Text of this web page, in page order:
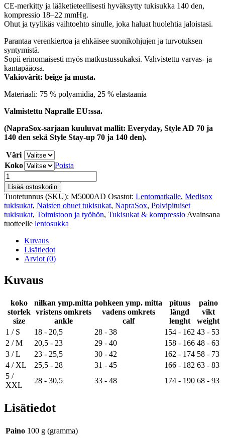
CE-merkitty ja lääketieteellisesti hyväksytty tukisukka 140 den,
kompressio 18–22 mmHg.
Ohut ja tyylikäs vaihtoehto sinulle, joka haluat huolehtia jaloistasi.
Parantaa verenkiertoa ja ehkäisee suonikohjujen ja turvotuksen
syntymistä.
Sopii erinomaisesti myös matkustussukaksi. Vahvistettu varvas- ja
kantapääosa.
Vakiovärit: beige ja musta.
Materiaali: 75 % polyamidia, 25 % elastaania
Valmistettu Napralle EU:ssa.
(NapraSox-sarjaan kuuluvat mallit: Everyday, Style AD 70 ja
140 den sekä Style Stay-up 70 ja 140 den).
Väri
Koko
Poista
Tukisukat
NapraSox
Style
–
ohut
polvisukka
140
määrä
Lisää ostoskoriin
Tuotetunnus (SKU): M5000AD Osastot: Lentomatkalle, Medisox
tukisukat, Naisten ohuet tukisukat, NapraSox, Polvipituiset
tukisukat, Toimistoon ja työhön, Tukisukat & kompressio Avainsana
tuotteelle lentosukka
Kuvaus
Lisätiedot
Arviot (0)
Kuvaus
koko
storlek
size
nilkan ymp.mitta
vristens omkrets
ankle
pohkeen ymp. mitta
vadens omkrets
calf
pituus
längd
lenght
paino
vikt
weight
1 / S
18 - 20,5 28 - 38 154 - 162 43 - 53
2 / M
20,5 - 23 29 - 40 158 - 166 48 - 63
3 / L
23 - 25,5 30 - 42 162 - 174 58 - 73
4 / XL
25,5 - 28 31 - 45 166 - 182 63 - 83
5 /
XXL
28 - 30,5 33 - 48 174 - 190 68 - 93
Lisätiedot
Paino 100 g (gramma)